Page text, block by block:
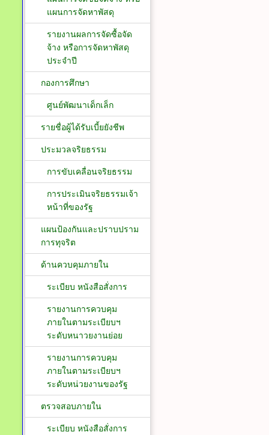
แผนการจัดหาพัสดุ
รายงานผลการจัดซื้อจัด
จ้าง หรือการจัดหาพัสดุ
ประจำปี
กองการศึกษา
ศูนย์พัฒนาเด็กเล็ก
รายชื่อผู้ได้รับเบี้ยยังชีพ
ประมวลจริยธรรม
การขับเคลื่อนจริยธรรม
การประเมินจริยธรรมเจ้า
หน้าที่ของรัฐ
แผนป้องกันและปราบปราม
การทุจริต
ด้านควบคุมภายใน
ระเบียบ หนังสือสั่งการ
รายงานการควบคุม
ภายในตามระเบียบฯ
ระดับหนาวยงานย่อย
รายงานการควบคุม
ภายในตามระเบียบฯ
ระดับหน่วยงานของรัฐ
ตรวจสอบภายใน
ระเบียบ หนังสือสั่งการ